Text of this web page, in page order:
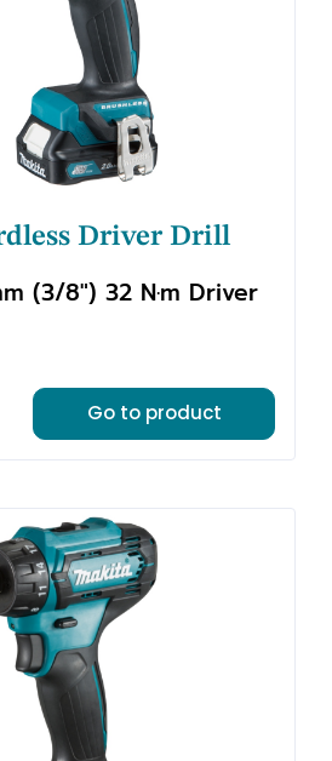
Driver Drill
(3/8") 32 N·m Driver
Go to product